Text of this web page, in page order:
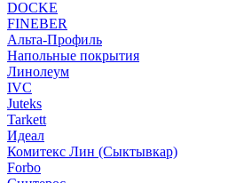
DOCKE
FINEBER
Альта-Профиль
Напольные покрытия
Линолеум
IVC
Juteks
Tarkett
Идеал
Комитекс Лин (Сыктывкар)
Forbo